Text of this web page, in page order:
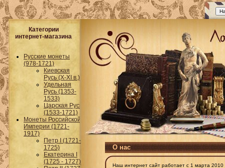
Категории
интернет-магазина
Русские монеты
(978-1721)
Киевская
Русь (Х-ХI в.)
Удельная
Русь (1353-
1533)
Царская Русь
(1533-1721)
Монеты Российской
Империи (1721-
1917)
Петр I (1721-
1725)
Екатерина I
(1725 - 1727)
О нас
Наш интернет сайт работает с 1 марта